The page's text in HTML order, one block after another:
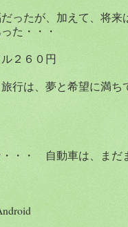
ったが、加えて、将来
た・・・
２６０円
行は、夢と希望に満ち
・・ 自動車は、まだ